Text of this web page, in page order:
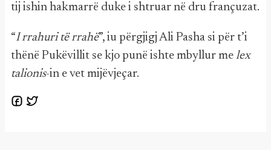
tij ishin hakmarrë duke i shtruar në dru françuzat.
“I rrahuri të rrahë”, iu përgjigj Ali Pasha si për t’i
thënë Pukëvillit se kjo punë ishte mbyllur me lex
talionis-in e vet mijëvjeçar.